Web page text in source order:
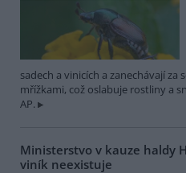
sadech a vinicích a zanechávají
mřížkami, což oslabuje rostliny a
AP.
Ministerstvo v kauze haldy
viník neexistuje